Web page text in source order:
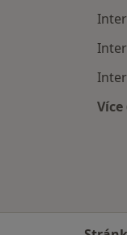
Více